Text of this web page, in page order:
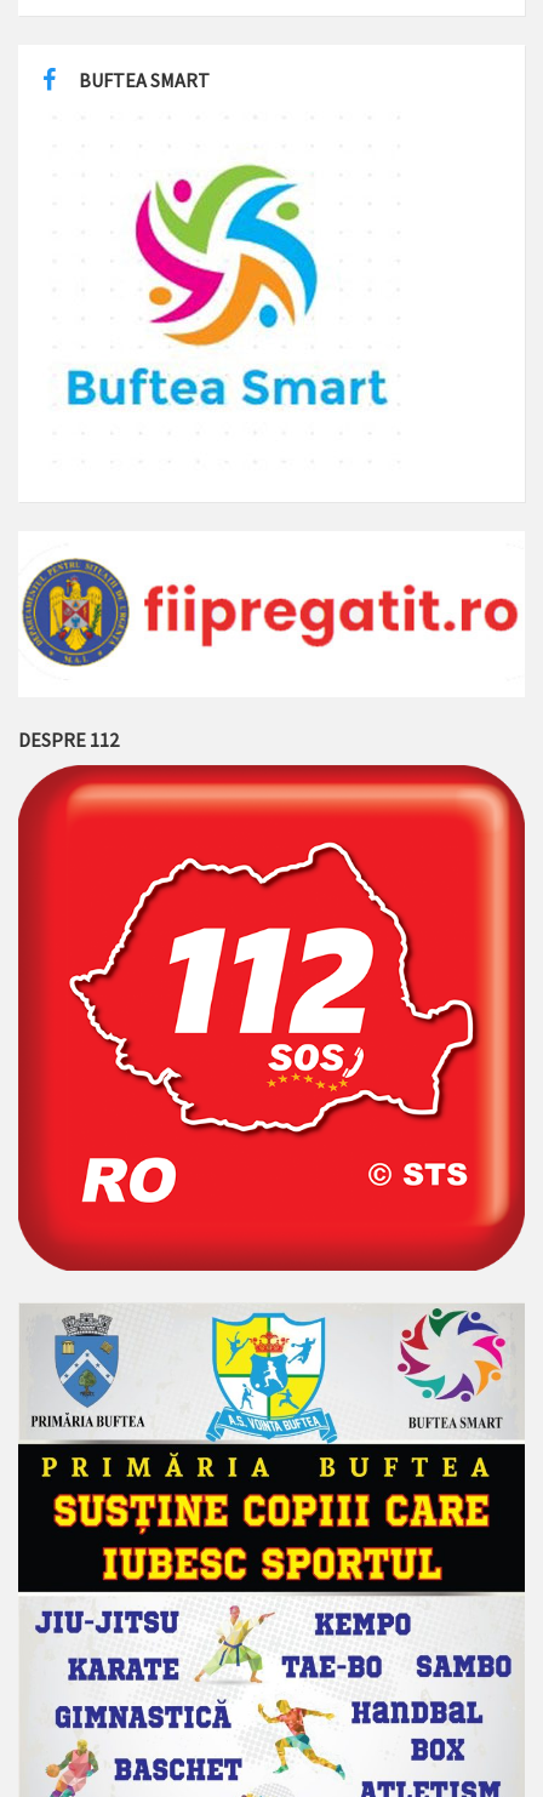
BUFTEA SMART
DESPRE 112